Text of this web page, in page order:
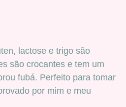
lactose e trigo são
são crocantes e tem um
fubá. Perfeito para tomar
por mim e meu